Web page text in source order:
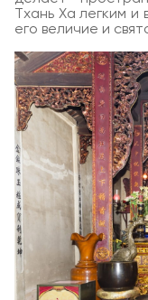
Тхань Ха легким и
его величие и